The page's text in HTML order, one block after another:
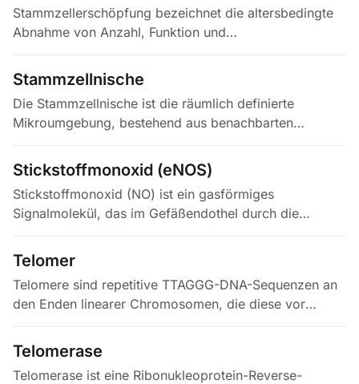
Stammzellerschöpfung bezeichnet die altersbedingte
Abnahme von Anzahl, Funktion und
Ursachen sind angesammelte DNA-Schäden,…
Stammzellnische
Die Stammzellnische ist die räumlich definierte
Mikroumgebung, bestehend aus benachbarten
Matrix, löslichen Faktoren und…
Stickstoffmonoxid (eNOS)
Stickstoffmonoxid (NO) ist ein gasförmiges
Signalmolekül, das im Gefäßendothel durch die
und O2 — Kofaktor Tetrahydrobiopterin…
Telomer
Telomere sind repetitive TTAGGG-DNA-Sequenzen an
den Enden linearer Chromosomen, die diese vor
jeder somatischen…
Telomerase
Telomerase ist eine Ribonukleoprotein-Reverse-